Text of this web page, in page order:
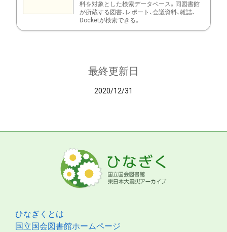
料を対象とした検索データベース。同図書館
が所蔵する図書、レポート、会議資料、雑誌、
Docketが検索できる。
最終更新日
2020/12/31
ひなぎくとは
国立国会図書館ホームページ